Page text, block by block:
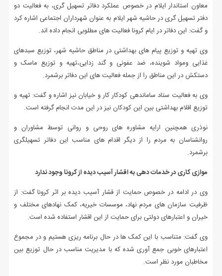
معاون استاندار ایلام در خصوص عملکرد دفاتر تسهیل گری، به فعالیت دو
دفتر تسهیل گری در حاشیه شهر ایلام به عنوان شهرداران اجتماعی اشاره کرد
و گفت: این دفاتر در ایام کرونا فعالیت های مطلوبی انجام داده اند.
وی تهیه و توزیع پیام های بهداشتی در مناطق حاشیه شهر، توزیع سبدهای
غذایی ومواد شوینده، ضد عفونی و گند زدایی،تهیه و توزیع ماسک و
دستکش در این مناطق را از جمله فعالیت های این دفاتر برشمرد.
وی به فعالیت ستاد ساماندهی کودکار کار و خیابان نیز اشاره و گفت: تهیه و
توزیع اقلام بهداشتی بین این کودکان نیز در این مدت انجام گرفته است.
نوذری همچنین ارایه مشاوره های روحی و روانی توسط مشاوران و
روانشناسان به مردم را از دیگر اقدام های مناسب این دفاتر تسهیلگری
برشمرد.
موازی کاری در خدمات دهی به اقشار آسیب دیده از کرونا وجود ندارد
وی در ادامه در خصوص حمایت از قشار آسیب دیده بر اثر کرونا گفت: از
ظرفیت سازمان های مردم نهاد، موسسات خیریه، کمک نهادهای مختلف و
خیران و اعتبارهای دولتی برای حمایت از این اقشار استفاده شده است.
وی گفت: متناسب با این کمک ها در حال برنامه ریزی هستیم و در مجموع
اعتبارهای خوبی جمع آوری شده که با مدیریت مناسب در حال توزیع بین
مخاطبان مورد نظر است.